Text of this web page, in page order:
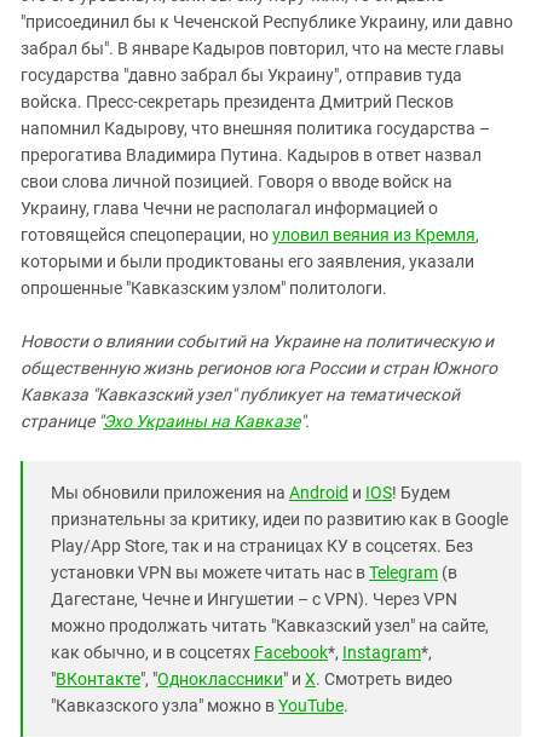
"присоединил бы к Чеченской Республике Украину, или давно
забрал бы". В январе Кадыров повторил, что на месте главы
государства "давно забрал бы Украину", отправив туда
войска. Пресс-секретарь президента Дмитрий Песков
напомнил Кадырову, что внешняя политика государства –
прерогатива Владимира Путина. Кадыров в ответ назвал
свои слова личной позицией. Говоря о вводе войск на
Украину, глава Чечни не располагал информацией о
готовящейся спецоперации, ноуловил веяния из Кремля,
которыми и были продиктованы его заявления, указали
опрошенные "Кавказским узлом" политологи.
Новости о влиянии событий на Украине на политическую и
общественную жизнь регионов юга России и стран Южного
Кавказа "Кавказский узел" публикует на тематической
странице "Эхо Украины на Кавказе".
Мы обновили приложения на Android и IOS! Будем
признательны за критику, идеи по развитию как в Google
Play/App Store, так и на страницах КУ в соцсетях. Без
установки VPN вы можете читать нас вTelegram (в
Дагестане, Чечне и Ингушетии – с VPN). Через VPN
можно продолжать читать "Кавказский узел" на сайте,
как обычно, и в соцсетях Facebook*, Instagram*,
"ВКонтакте", "Одноклассники" и X. Смотреть видео
"Кавказского узла" можно вYouTube.